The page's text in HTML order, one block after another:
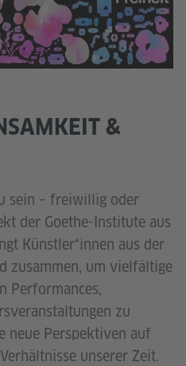
&
sein – freiwillig oder
der Goethe-Institute aus
Künstler*innen aus der
zusammen, um vielfältige
Performances,
zu
neue Perspektiven auf
unserer Zeit.